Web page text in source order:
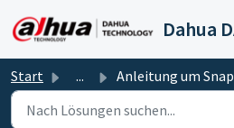
Start ... Anleitung um Snapshot und Upload via FTP zu tätigen - EN